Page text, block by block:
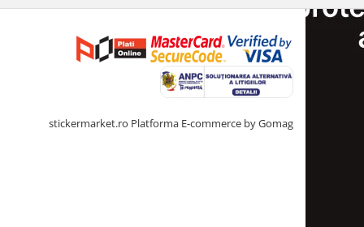
stickermarket.ro Platforma E-commerce by Gomag